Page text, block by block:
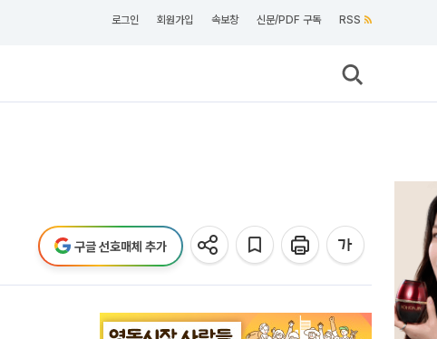
로그인 회원가입 속보창 신문/PDF 구독 RSS
구글 선호매체 추가